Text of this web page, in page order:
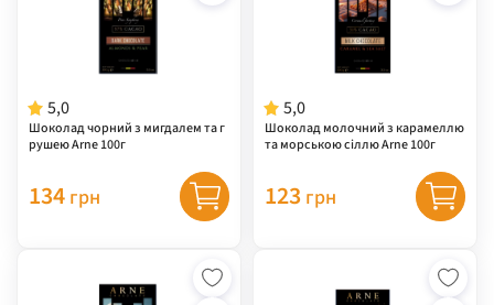
5,0
Шоколад чорний з мигдалем та г
рушею Arne 100г
134 грн
5,0
Шоколад молочний з карамеллю
та морською сіллю Arne 100г
123 грн